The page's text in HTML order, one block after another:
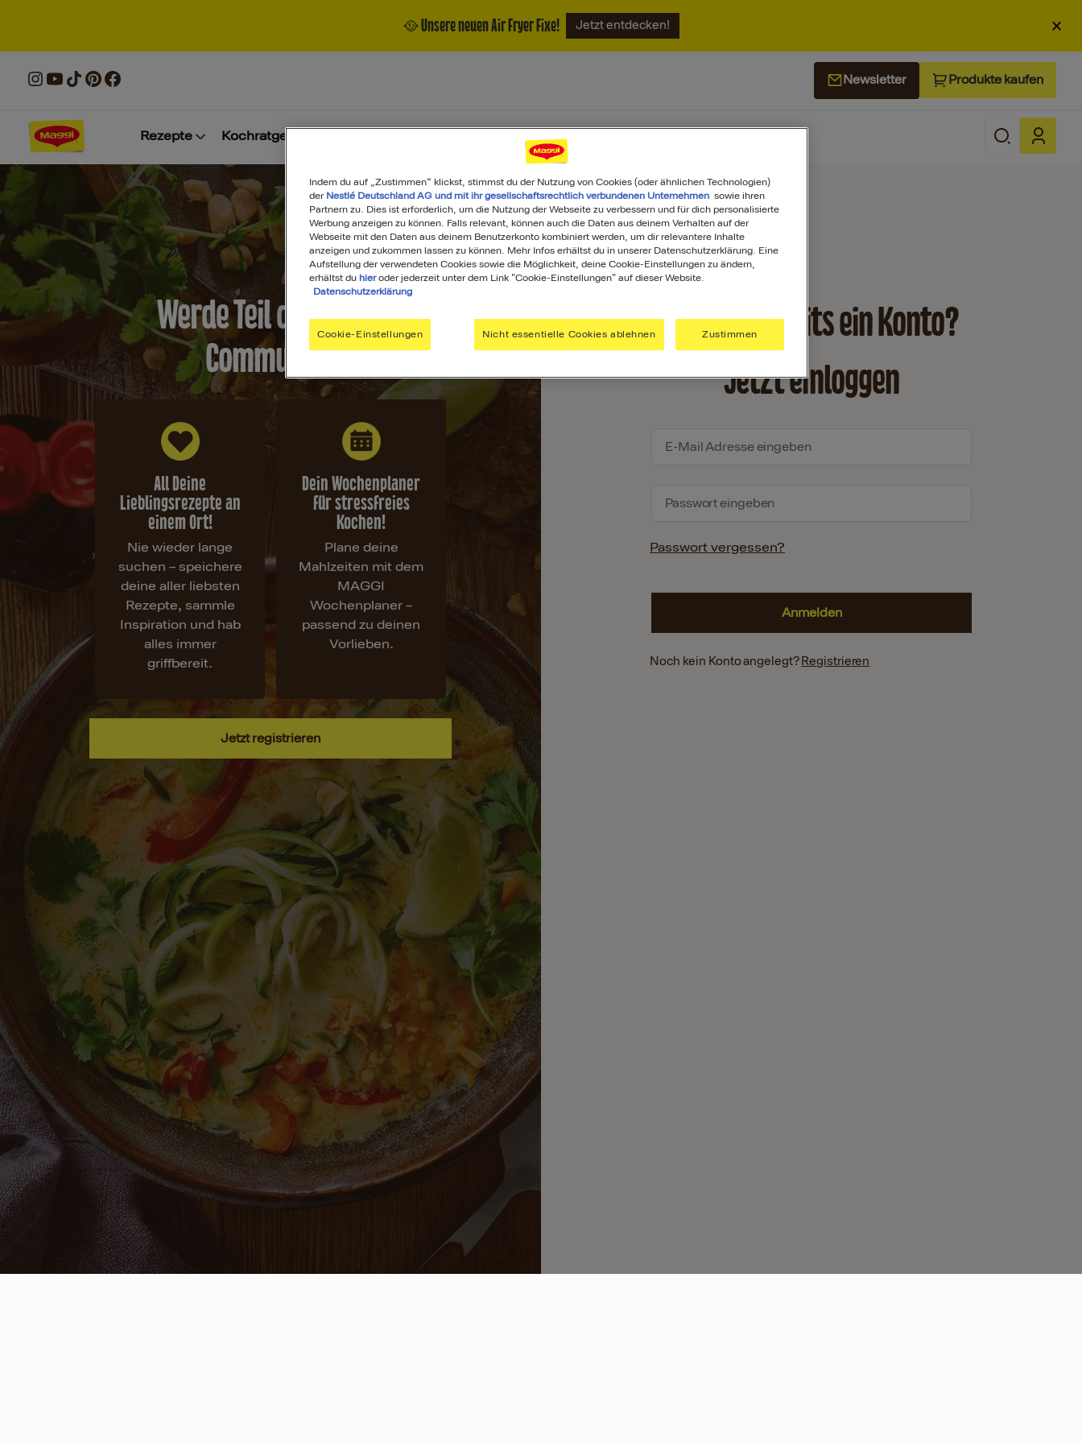
🥘 Unsere neuen Air Fryer Fixe! Jetzt entdecken! ×
Newsletter Produkte kaufen
Rezepte Kochratgeber Über uns
Werde Teil der MAGGI
Community
All Deine
Lieblingsrezepte an
einem Ort!
Nie wieder lange
suchen – speichere
deine aller liebsten
Rezepte, sammle
Inspiration und hab
alles immer
griffbereit.
Dein Wochenplaner
für stressfreies
Kochen!
Plane deine
Mahlzeiten mit dem
MAGGI
Wochenplaner –
passend zu deinen
Vorlieben.
Jetzt registrieren
Du hast bereits ein Konto?
Jetzt einloggen
Passwort vergessen?
Noch kein Konto angelegt? Registrieren
Indem du auf „Zustimmen“ klickst, stimmst du der Nutzung von Cookies (oder ähnlichen Technologien)
der Nestlé Deutschland AG und mit ihr gesellschaftsrechtlich verbundenen Unternehmen sowie ihren
Partnern zu. Dies ist erforderlich, um die Nutzung der Webseite zu verbessern und für dich personalisierte
Werbung anzeigen zu können. Falls relevant, können auch die Daten aus deinem Verhalten auf der
Webseite mit den Daten aus deinem Benutzerkonto kombiniert werden, um dir relevantere Inhalte
anzeigen und zukommen lassen zu können. Mehr Infos erhältst du in unserer Datenschutzerklärung. Eine
Aufstellung der verwendeten Cookies sowie die Möglichkeit, deine Cookie-Einstellungen zu ändern,
erhältst du hieroder jederzeit unter dem Link "Cookie-Einstellungen" auf dieser Website.
Datenschutzerklärung
Cookie-Einstellungen Nicht essentielle Cookies ablehnen Zustimmen